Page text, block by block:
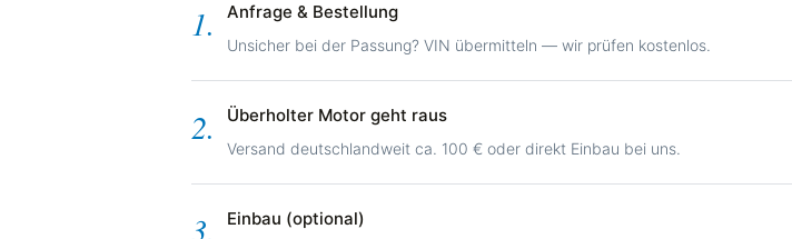
1. Anfrage & Bestellung
Unsicher bei der Passung? VIN übermitteln — wir prüfen kostenlos.
2. Überholter Motor geht raus
Versand deutschlandweit ca. 100 € oder direkt Einbau bei uns.
3. Einbau (optional)